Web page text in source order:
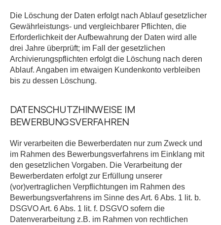
Die Löschung der Daten erfolgt nach Ablauf gesetzlicher
Gewährleistungs- und vergleichbarer Pflichten, die
Erforderlichkeit der Aufbewahrung der Daten wird alle
drei Jahre überprüft; im Fall der gesetzlichen
Archivierungspflichten erfolgt die Löschung nach deren
Ablauf. Angaben im etwaigen Kundenkonto verbleiben
bis zu dessen Löschung.
DATENSCHUTZHINWEISE IM
BEWERBUNGSVERFAHREN
Wir verarbeiten die Bewerberdaten nur zum Zweck und
im Rahmen des Bewerbungsverfahrens im Einklang mit
den gesetzlichen Vorgaben. Die Verarbeitung der
Bewerberdaten erfolgt zur Erfüllung unserer
(vor)vertraglichen Verpflichtungen im Rahmen des
Bewerbungsverfahrens im Sinne des Art. 6 Abs. 1 lit. b.
DSGVO Art. 6 Abs. 1 lit. f. DSGVO sofern die
Datenverarbeitung z.B. im Rahmen von rechtlichen